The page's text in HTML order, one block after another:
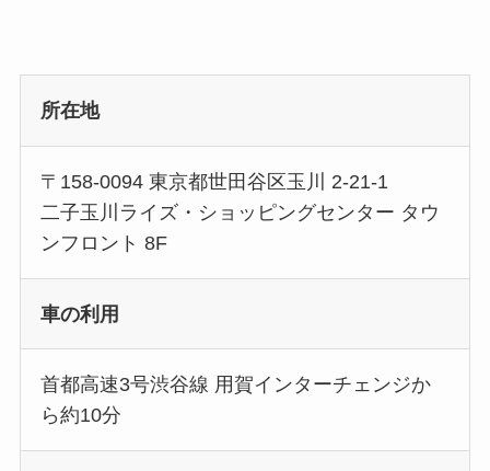
所在地
〒158-0094 東京都世田谷区玉川 2-21-1
二子玉川ライズ・ショッピングセンター タウ
ンフロント 8F
車の利用
首都高速3号渋谷線 用賀インターチェンジか
ら約10分